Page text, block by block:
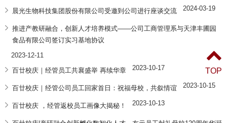
晨光生物科技集团股份有限公司受邀到公司进行座谈交流
2024-03-19
推进产教研融合，创新人才培养模式——公司工商管理系与天津丰圃园
食品有限公司签订实习基地协议
2023-12-11
百廿校庆｜经管员工共襄盛举 再续华章
2023-10-17
百廿校庆｜经管公司员工回家首日：祝福母校，共叙情谊 2023-10-15
百廿校庆 ，经管返校员工画像大揭秘！ 2023-10-13
TOP